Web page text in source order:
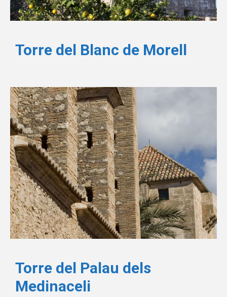
Torre del Blanc de Morell
Torre del Palau dels
Medinaceli